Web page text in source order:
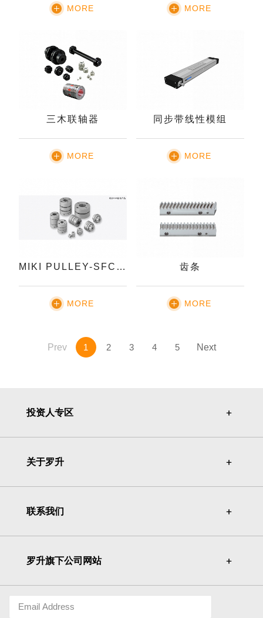
MORE MORE
三木联轴器
MORE
同步带线性模组
MORE
MIKI PULLEY-SFC型联轴器
MORE
齿条
MORE
Prev 1 2 3 4 5 Next
投资人专区 ＋
＋
关于罗升 ＋
＋
联系我们 ＋
＋
罗升旗下公司网站 ＋
＋